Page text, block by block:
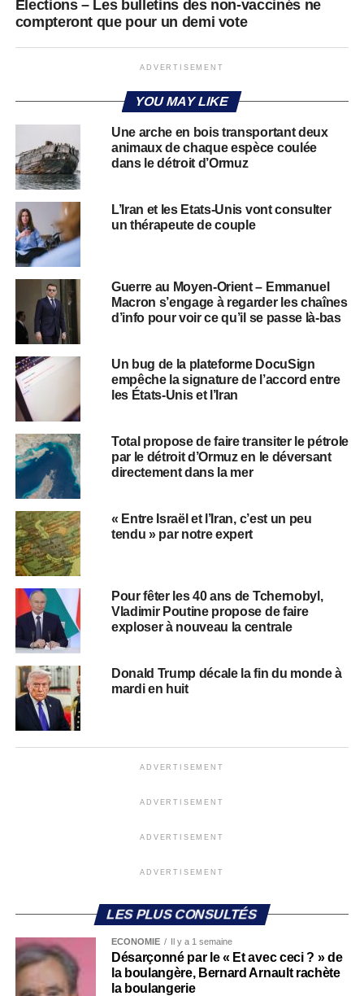
Élections – Les bulletins des non-vaccinés ne
compteront que pour un demi vote
ADVERTISEMENT
YOU MAY LIKE
Une arche en bois transportant deux
animaux de chaque espèce coulée
dans le détroit d’Ormuz
L’Iran et les Etats-Unis vont consulter
un thérapeute de couple
Guerre au Moyen-Orient – Emmanuel
Macron s’engage à regarder les chaînes
d’info pour voir ce qu’il se passe là-bas
Un bug de la plateforme DocuSign
empêche la signature de l’accord entre
les États-Unis et l’Iran
Total propose de faire transiter le pétrole
par le détroit d’Ormuz en le déversant
directement dans la mer
« Entre Israël et l’Iran, c’est un peu
tendu » par notre expert
Pour fêter les 40 ans de Tchernobyl,
Vladimir Poutine propose de faire
exploser à nouveau la centrale
Donald Trump décale la fin du monde à
mardi en huit
ADVERTISEMENT
ADVERTISEMENT
ADVERTISEMENT
ADVERTISEMENT
LES PLUS CONSULTÉS
ECONOMIE Il y a 1 semaine
Désarçonné par le « Et avec ceci ? » de
la boulangère, Bernard Arnault rachète
la boulangerie